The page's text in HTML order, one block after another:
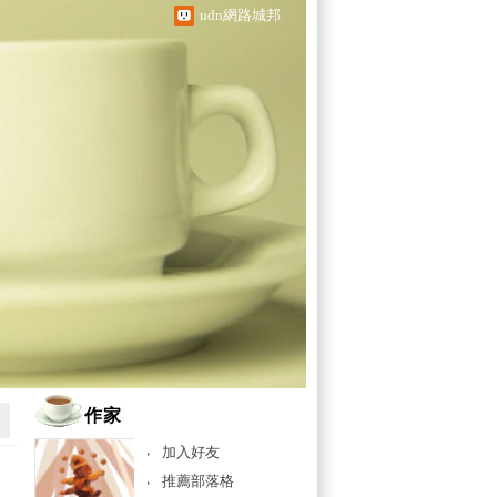
udn網路城邦
作家
加入好友
推薦部落格